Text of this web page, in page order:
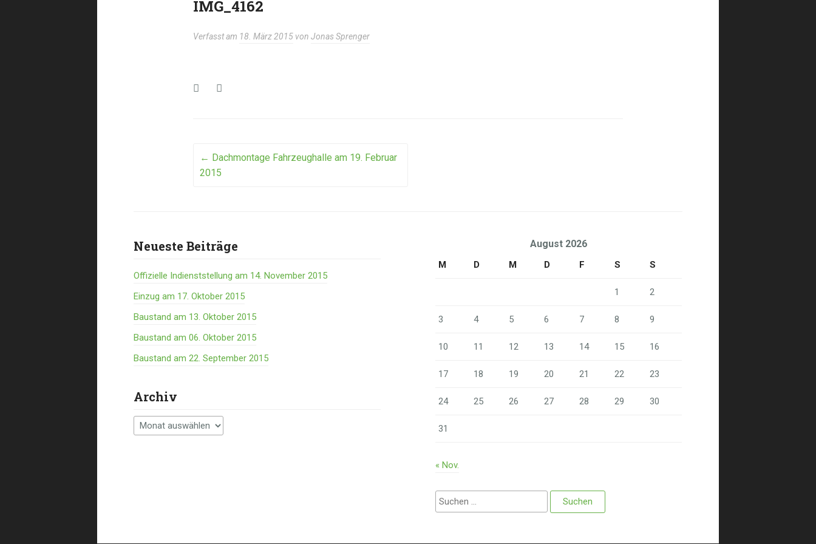
IMG_4162
Verfasst am 18. März 2015von Jonas Sprenger
Post
← Dachmontage Fahrzeughalle am 19. Februar
2015
Neueste Beiträge
Offizielle Indienststellung am 14. November 2015
Einzug am 17. Oktober 2015
Baustand am 13. Oktober 2015
Baustand am 06. Oktober 2015
Baustand am 22. September 2015
Archiv
Archiv
August 2026
M D M D F S S
1 2
3 4 5 6 7 8 9
10 11 12 13 14 15 16
17 18 19 20 21 22 23
24 25 26 27 28 29 30
31
« Nov.
Suchen
nach: